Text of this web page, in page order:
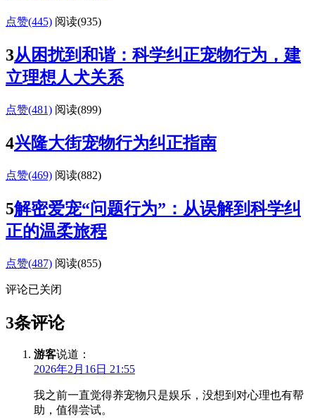
点赞(445) 阅读(935)
3从困扰到和谐：科学纠正宠物行为，建
立理想人犬关系
点赞(481) 阅读(899)
4兴隆大街宠物行为纠正指南
点赞(469) 阅读(882)
5解密爱宠“问题行为”：从误解到科学纠
正的温柔旅程
点赞(487) 阅读(855)
评论已关闭
3条评论
游客说道：
2026年2月16日 21:55
我之前一直觉得养宠物只是娱乐，没想到对心理也有帮
助，值得尝试。